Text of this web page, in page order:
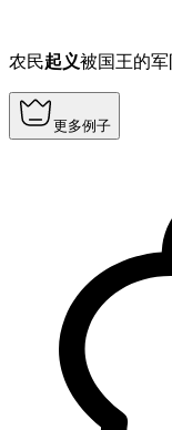
农民起义被国王的军
更多例子